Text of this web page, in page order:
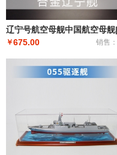
￥675.00 销售：